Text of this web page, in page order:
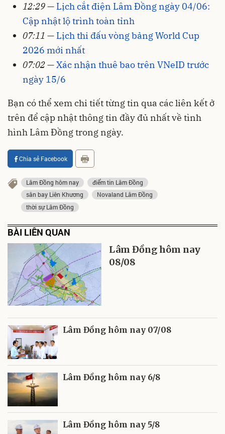
12:29— Lịch cắt điện Lâm Đồng ngày 04/06:
Cập nhật lộ trình toàn tỉnh
07:11 — Lịch thi đấu vòng bảng World Cup
2026 mới nhất
07:02—Xác nhận thuê bao trên VNeID trước
ngày 15/6
Bạn có thể xem chi tiết từng tin qua các liên kết ở
trên để cập nhật thông tin đầy đủ nhất về tình
hình Lâm Đồng trong ngày.
Chia sẻ Facebook
Lâm Đồng hôm nay
điểm tin Lâm Đồng
sân bay Liên Khương
Novaland Lâm Đồng
thời sự Lâm Đồng
BÀI LIÊN QUAN
Lâm Đồng hôm nay
08/08
Lâm Đồng hôm nay 07/08
Lâm Đồng hôm nay 6/8
Lâm Đồng hôm nay 5/8